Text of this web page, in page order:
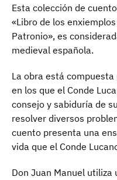
Esta colección de
«Libro de los
Patronio», es
medieval española.
La obra está
en los que el Conde
consejo y sabiduría de
resolver diversos
cuento presenta una
vida que el Conde
Don Juan Manuel utiliza